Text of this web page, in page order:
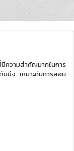
วามสำคัญมากในการ
บนึง เหมาะกับการสอบ